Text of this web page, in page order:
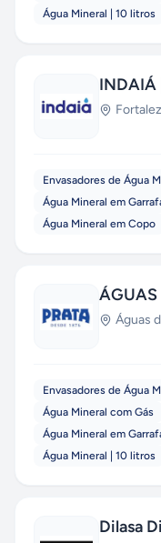
Água Mineral | 10 litros
INDAIÁ
Envasadores de Água
Água Mineral em
Água Mineral em Copo
ÁGUAS
Águas
Envasadores de Água
Água Mineral com Gás
Água Mineral em
Água Mineral | 10 litros
Dilasa